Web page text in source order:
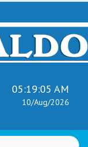
05:19:06 AM
10/Aug/2026